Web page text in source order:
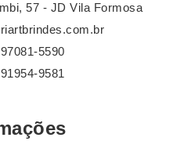
57 - JD Vila Formosa
5590
9581